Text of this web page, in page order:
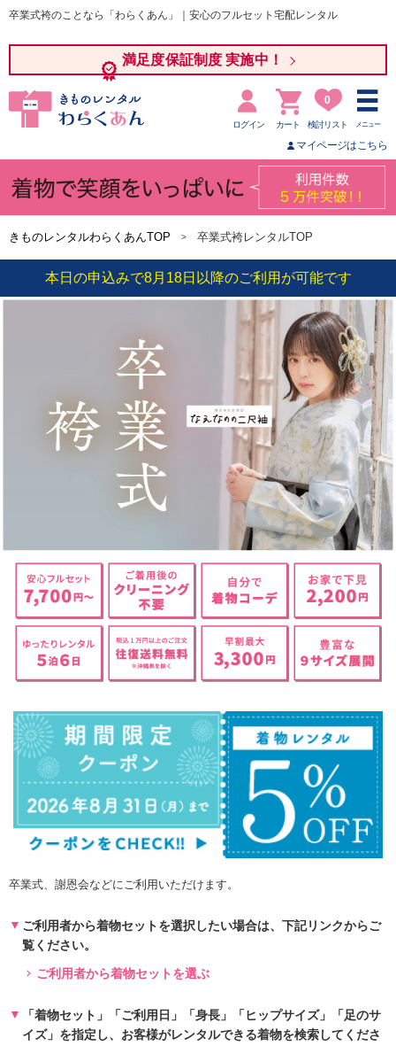
卒業式袴のことなら「わらくあん」｜安心のフルセット宅配レンタル
満足度保証制度 実施中！
ログイン カート
0
検討リスト メニュー
マイページはこちら
きものレンタルわらくあんTOP 卒業式袴レンタルTOP
本日の申込みで8月18日以降のご利用が可能です
卒業式、謝恩会などにご利用いただけます。
ご利用者から着物セットを選択したい場合は、下記リンクからご
覧ください。
ご利用者から着物セットを選ぶ
「着物セット」「ご利用日」「身長」「ヒップサイズ」「足のサ
イズ」を指定し、お客様がレンタルできる着物を検索してくださ